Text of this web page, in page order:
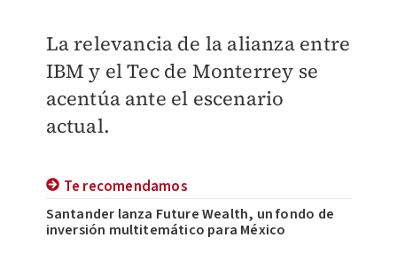
La relevancia de la alianza entre
IBM y el Tec de Monterrey se
acentúa ante el escenario
actual.
Te recomendamos
Santander lanza Future Wealth, un fondo de
inversión multitemático para México